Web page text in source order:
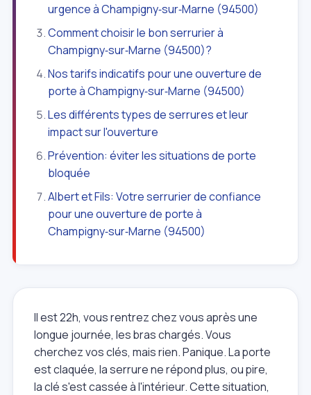
urgence à Champigny‑sur‑Marne (94500)
Comment choisir le bon serrurier à
Champigny‑sur‑Marne (94500)?
Nos tarifs indicatifs pour une ouverture de
porte à Champigny‑sur‑Marne (94500)
Les différents types de serrures et leur
impact sur l'ouverture
Prévention: éviter les situations de porte
bloquée
Albert et Fils: Votre serrurier de confiance
pour une ouverture de porte à
Champigny‑sur‑Marne (94500)
Il est 22h, vous rentrez chez vous après une
longue journée, les bras chargés. Vous
cherchez vos clés, mais rien. Panique. La porte
est claquée, la serrure ne répond plus, ou pire,
la clé s'est cassée à l'intérieur. Cette situation,